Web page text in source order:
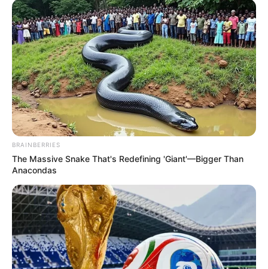
BRAINBERRIES
The Massive Snake That's Redefining 'Giant'—Bigger Than
Anacondas